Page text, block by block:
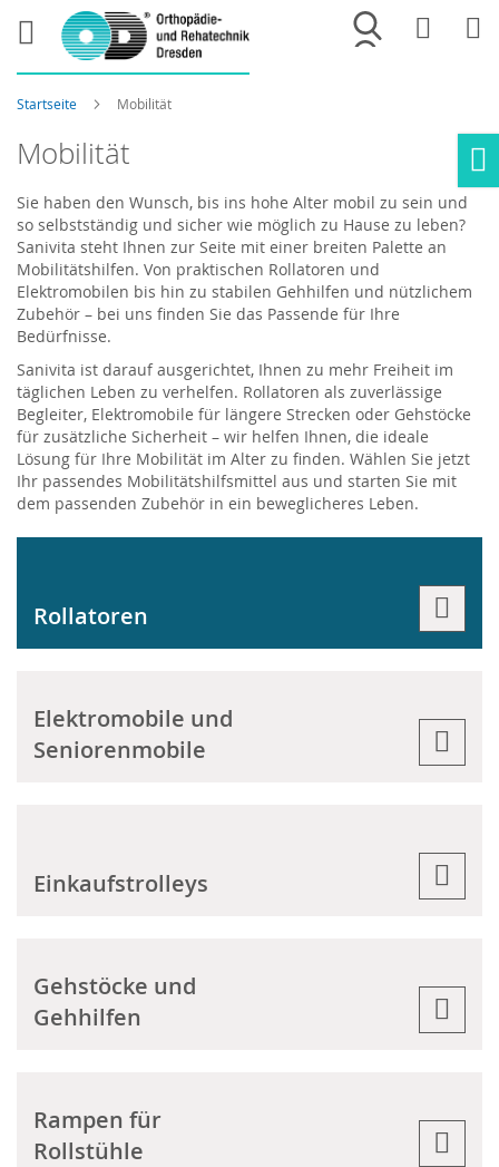
Merkliste
Startseite Mobilität
Mobilität
Sie haben den Wunsch, bis ins hohe Alter mobil zu sein und
so selbstständig und sicher wie möglich zu Hause zu leben?
Sanivita steht Ihnen zur Seite mit einer breiten Palette an
Mobilitätshilfen. Von praktischen Rollatoren und
Elektromobilen bis hin zu stabilen Gehhilfen und nützlichem
Zubehör – bei uns finden Sie das Passende für Ihre
Bedürfnisse.
Sanivita ist darauf ausgerichtet, Ihnen zu mehr Freiheit im
täglichen Leben zu verhelfen. Rollatoren als zuverlässige
Begleiter, Elektromobile für längere Strecken oder Gehstöcke
für zusätzliche Sicherheit – wir helfen Ihnen, die ideale
Lösung für Ihre Mobilität im Alter zu finden. Wählen Sie jetzt
Ihr passendes Mobilitätshilfsmittel aus und starten Sie mit
dem passenden Zubehör in ein beweglicheres Leben.
Rollatoren
Elektromobile und
Seniorenmobile
Einkaufstrolleys
Gehstöcke und
Gehhilfen
Rampen für
Rollstühle